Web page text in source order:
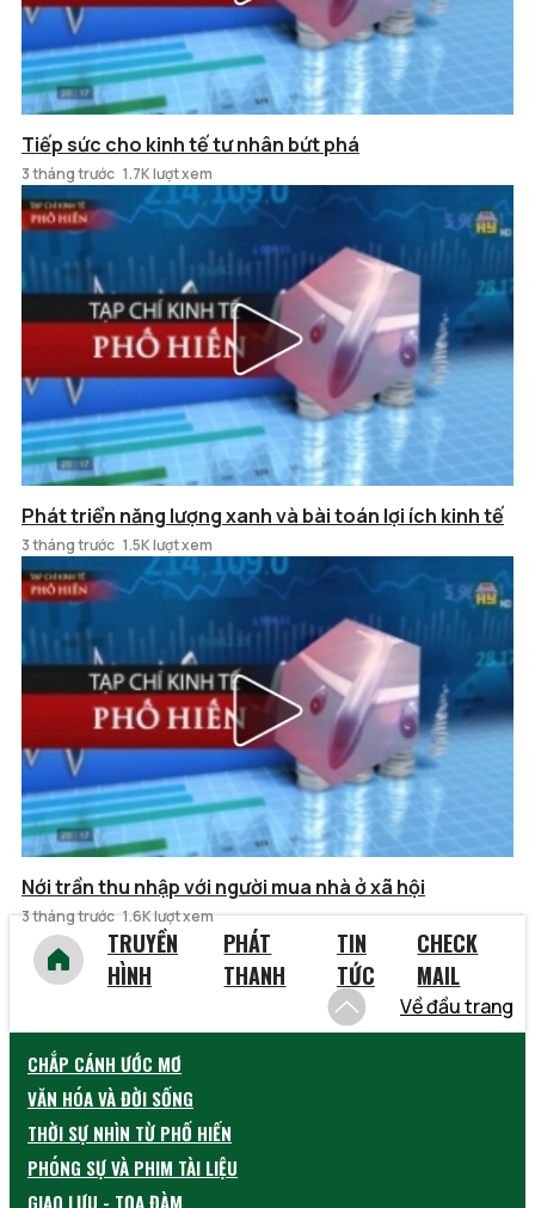
Tiếp sức cho kinh tế tư nhân bứt phá
3 tháng trước 1.7K lượt xem
Phát triển năng lượng xanh và bài toán lợi ích kinh tế
3 tháng trước 1.5K lượt xem
Nới trần thu nhập với người mua nhà ở xã hội
3 tháng trước 1.6K lượt xem
TRUYỀN
HÌNH
PHÁT
THANH
TIN
TỨC
CHECK
MAIL
Về đầu trang
CHẮP CÁNH ƯỚC MƠ
VĂN HÓA VÀ ĐỜI SỐNG
THỜI SỰ NHÌN TỪ PHỐ HIẾN
PHÓNG SỰ VÀ PHIM TÀI LIỆU
GIAO LƯU - TỌA ĐÀM